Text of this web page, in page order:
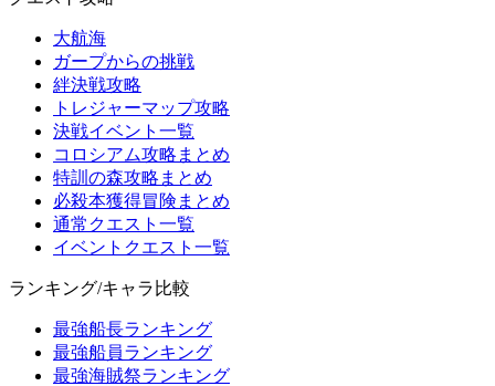
大航海
ガープからの挑戦
絆決戦攻略
トレジャーマップ攻略
決戦イベント一覧
コロシアム攻略まとめ
特訓の森攻略まとめ
必殺本獲得冒険まとめ
通常クエスト一覧
イベントクエスト一覧
ランキング/キャラ比較
最強船長ランキング
最強船員ランキング
最強海賊祭ランキング